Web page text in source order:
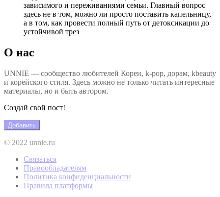
зависимого и переживаниями семьи. Главный вопрос
здесь не в том, можно ли просто поставить капельницу,
а в том, как провести полный путь от детоксикации до
устойчивой трез
О нас
UNNIE — сообщество любителей Кореи, k-pop, дорам, kbeauty
и корейского стиля. Здесь можно не только читать интересные
материалы, но и быть автором.
Создай свой пост!
Добавить
© 2022 unnie.ru
Связаться
Правообладателям
Политика конфиденциальности
Правила платформы